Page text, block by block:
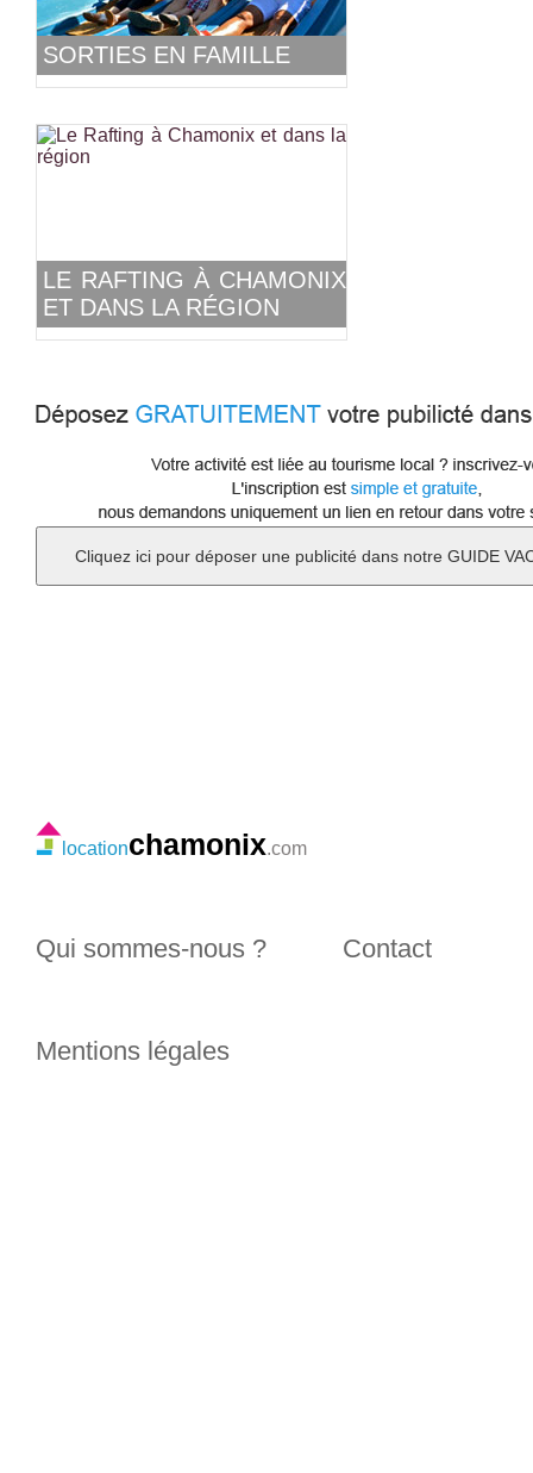
SORTIES EN FAMILLE
LE RAFTING À CHAMONIX
ET DANS LA RÉGION
locationchamonix.com
Qui sommes-nous ? Contact
Mentions légales